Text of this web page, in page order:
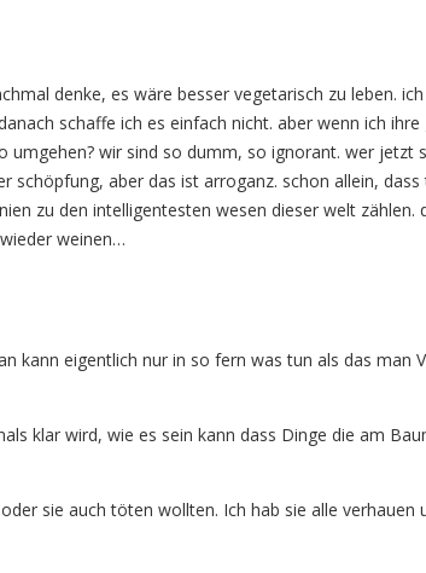
denke, es wäre besser vegetarisch zu leben.
schaffe ich es einfach nicht. aber wenn ich
wir sind so dumm, so ignorant. wer
aber das ist arroganz. schon allein,
zu den intelligentesten wesen dieser welt
weinen…
kann eigentlich nur in so fern was tun als das
klar wird, wie es sein kann dass Dinge die am
sie auch töten wollten. Ich hab sie alle verhauen